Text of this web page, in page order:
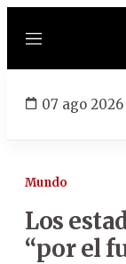
Menú
07 ago 2026
Mundo
Los
“por el